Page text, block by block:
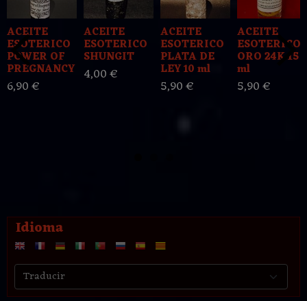
Idioma
ACEITE
ESOTERICO
POWER OF
PREGNANCY
6,90 €
ACEITE
ESOTERICO
SHUNGIT
4,00 €
ACEITE
ESOTERICO
PLATA DE
LEY 10 ml
5,90 €
ACEITE
ESOTERICO
ORO 24K 15
ml
5,90 €